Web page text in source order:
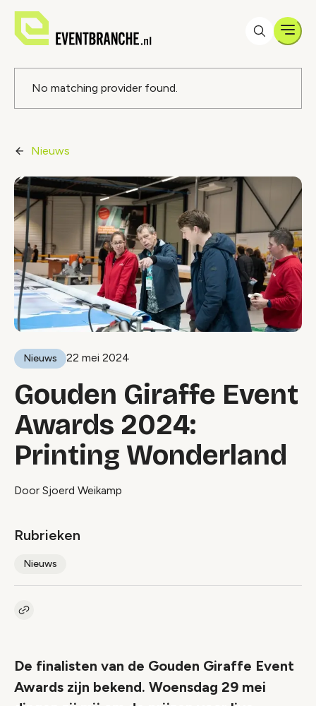
Foutmelding
No matching provider found.
Nieuws
Nieuws 22 mei 2024
Gouden Giraffe Event
Awards 2024:
Printing Wonderland
Door Sjoerd Weikamp
Rubrieken
Nieuws
Kopieer link naar artikel
De finalisten van de Gouden Giraffe Event
Awards zijn bekend. Woensdag 29 mei